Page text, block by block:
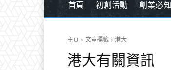
首頁 初創活動 創業必知
主頁 文章標籤 港大
港大有關資訊